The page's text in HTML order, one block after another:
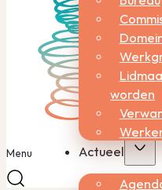
worden
Actueel
Menu